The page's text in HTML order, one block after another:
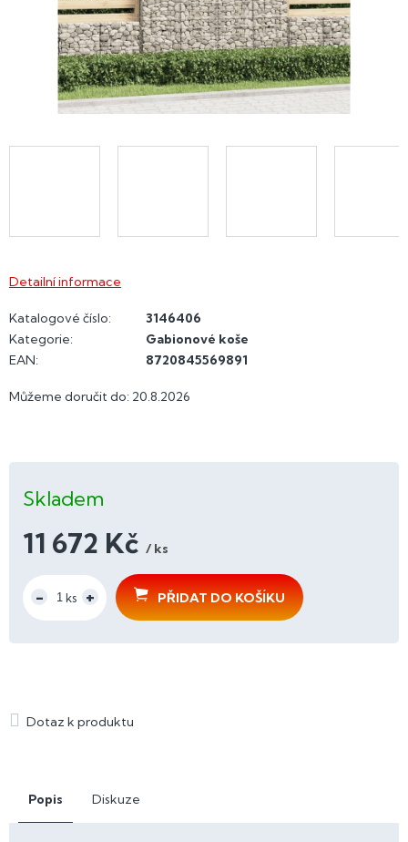
Můžeme doručit do: 20.8.2026
Skladem
11 672 Kč / ks
cena:
PŘIDAT DO KOŠÍKU
Detailní informace
Katalogové číslo:
3146406
Kategorie:
Gabionové koše
EAN: 8720845569891
Popis Diskuze